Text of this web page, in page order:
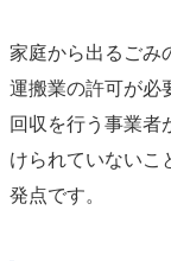
家庭から出るごみ
運搬業の許可が必
回収を行う事業者
けられていないこ
発点です。